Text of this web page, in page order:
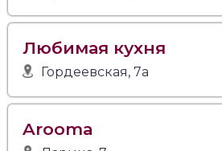
Любимая кухня
Гордеевская, 7а
Arooma